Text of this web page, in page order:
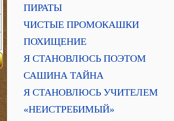
ПИРАТЫ
ЧИСТЫЕ ПРОМОКАШКИ
ПОХИЩЕНИЕ
Я СТАНОВЛЮСЬ ПОЭТОМ
САШИНА ТАЙНА
Я СТАНОВЛЮСЬ УЧИТЕЛЕМ
«НЕИСТРЕБИМЫЙ»